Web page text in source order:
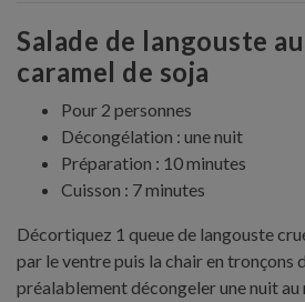
Salade de langouste
caramel de soja
Pour 2 personnes
Décongélation : une nuit
Préparation : 10 minutes
Cuisson : 7 minutes
Décortiquez 1 queue de langouste
par le ventre puis la chair en tronçons
préalablement décongeler une nuit